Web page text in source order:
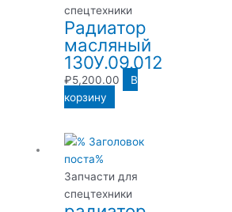
спецтехники
Радиатор
масляный
130У.09.012
₽5,200.00
В
корзину
Запчасти для
спецтехники